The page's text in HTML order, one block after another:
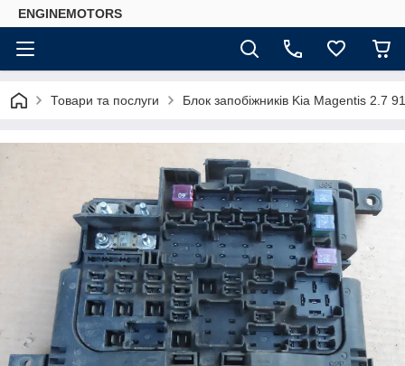
ENGINEMOTORS
Товари та послуги Блок запобіжників Kia Magentis 2.7